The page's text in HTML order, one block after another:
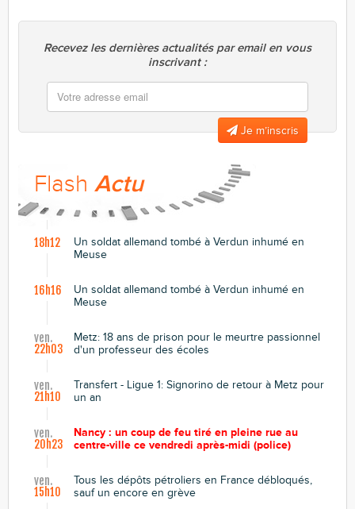
Recevez les dernières actualités par email en vous
inscrivant :
Je m’inscris
Flash Actu
18h12
Un soldat allemand tombé à Verdun inhumé en
Meuse
16h16
Un soldat allemand tombé à Verdun inhumé en
Meuse
ven.
22h03
Metz: 18 ans de prison pour le meurtre passionnel
d'un professeur des écoles
ven.
21h10
Transfert - Ligue 1: Signorino de retour à Metz pour
un an
ven.
20h23
Nancy : un coup de feu tiré en pleine rue au
centre-ville ce vendredi après-midi (police)
ven.
15h10
Tous les dépôts pétroliers en France débloqués,
sauf un encore en grève